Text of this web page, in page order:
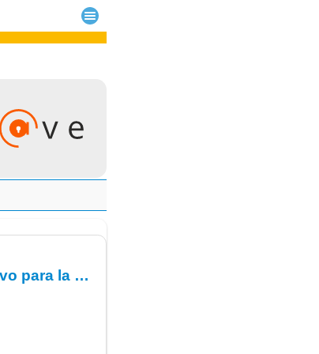
Resolución de la D.G. del CHUC, por lo que se convoca proceso selectivo para la constitución urgente de las Listas de Empleo Supletoria/s.- FEA Geriatría.